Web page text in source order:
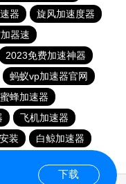
器
旋风加速度器
器速
2023免费加速神器
蚂蚁vp加速器官网
蜜蜂加速器
飞机加速器
装
白鲸加速器
下载